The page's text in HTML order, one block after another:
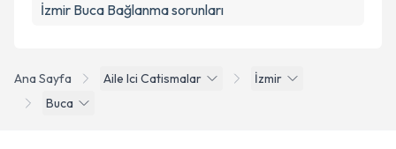
Ana Sayfa Aile Ici Catismalar
İzmir
Buca
İzmir Buca Bağlanma sorunları